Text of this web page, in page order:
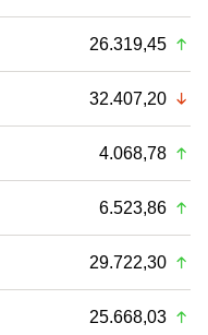
26.319,45
32.407,20
4.068,78
6.523,86
29.722,30
25.668,03